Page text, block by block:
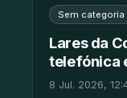
Sem categoria
Lares da
telefónica
8 Jul. 2026,